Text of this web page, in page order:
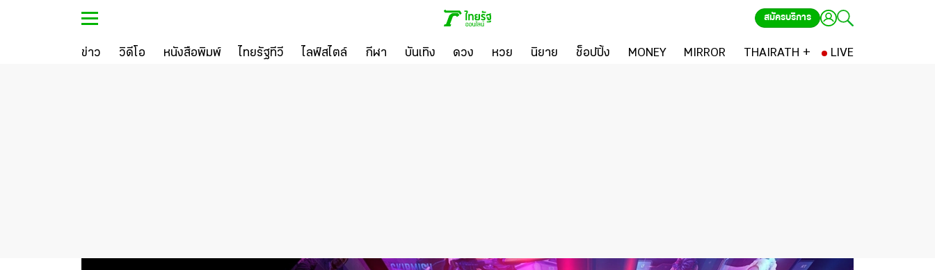
สมัครบริการ
ข่าว วิดีโอ หนังสือพิมพ์ ไทยรัฐทีวี ไลฟ์สไตล์ กีฬา บันเทิง ดวง หวย นิยาย ช็อปปิ้ง MONEY MIRROR THAIRATH + LIVE